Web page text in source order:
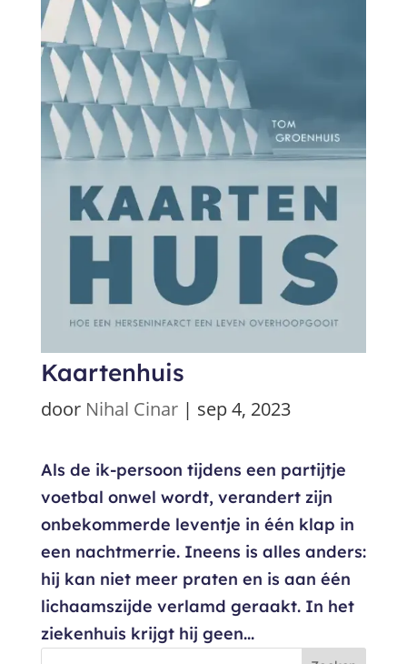
Kaartenhuis
door Nihal Cinar| sep 4, 2023
Als de ik-persoon tijdens een partijtje
voetbal onwel wordt, verandert zijn
onbekommerde leventje in één klap in
een nachtmerrie. Ineens is alles anders:
hij kan niet meer praten en is aan één
lichaamszijde verlamd geraakt. In het
ziekenhuis krijgt hij geen...